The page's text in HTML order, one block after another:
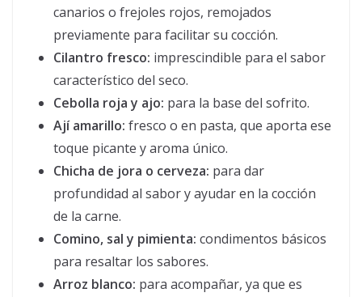
canarios o frejoles rojos, remojados
previamente para facilitar su cocción.
Cilantro fresco: imprescindible para el sabor
característico del seco.
Cebolla roja y ajo: para la base del sofrito.
Ají amarillo: fresco o en pasta, que aporta ese
toque picante y aroma único.
Chicha de jora o cerveza: para dar
profundidad al sabor y ayudar en la cocción
de la carne.
Comino, sal y pimienta: condimentos básicos
para resaltar los sabores.
Arroz blanco: para acompañar, ya que es